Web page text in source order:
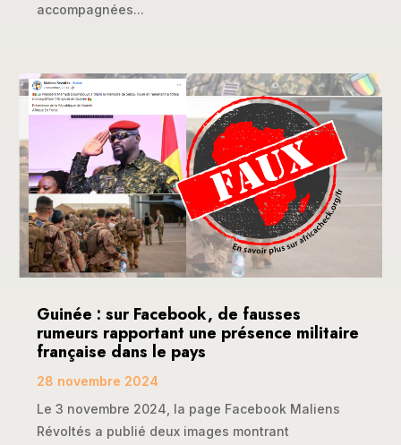
accompagnées...
Guinée : sur Facebook, de fausses
rumeurs rapportant une présence militaire
française dans le pays
28 novembre 2024
Le 3 novembre 2024, la page Facebook Maliens
Révoltés a publié deux images montrant